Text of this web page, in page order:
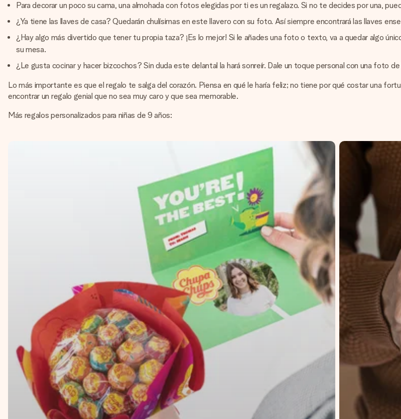
Para decorar un poco su cama, una almohada con fotos elegidas por ti es un regalazo. Si no te decides por una,
¿Ya tiene las llaves de casa? Quedarán chulísimas en este llavero con su foto. Así siempre encontrará las llaves
¿Hay algo más divertido que tener tu propia taza? ¡Es lo mejor! Si le añades una foto o texto, va a quedar algo
su mesa.
¿Le gusta cocinar y hacer bizcochos? Sin duda este delantal la hará sonreír. Dale un toque personal con una foto de
Lo más importante es que el regalo te salga del corazón. Piensa en qué le haría feliz; no tiene por qué costar una
encontrar un regalo genial que no sea muy caro y que sea memorable.
Más regalos personalizados para niñas de 9 años: